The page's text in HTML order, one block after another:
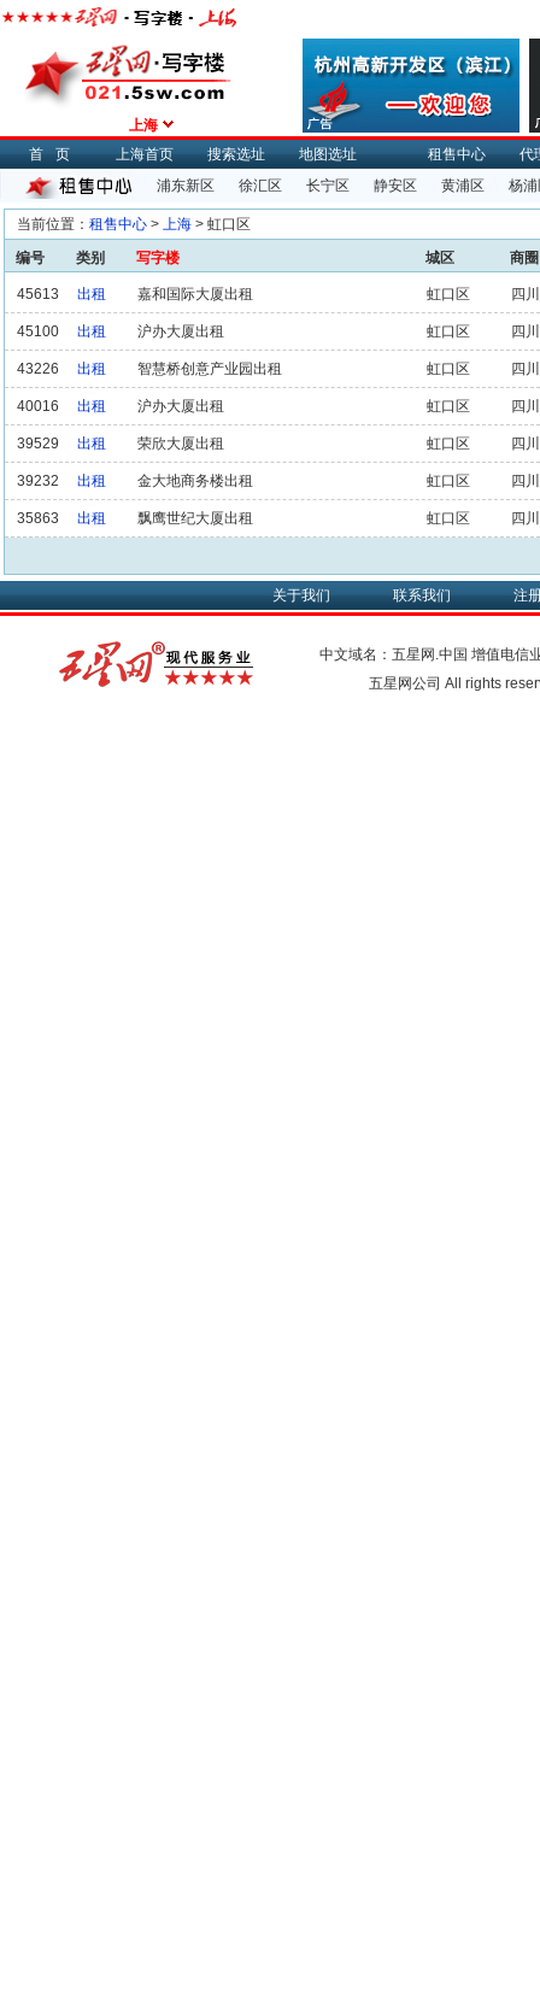
上海
首页
上海首页 搜索选址 地图选址 租售中心
代
浦东新区
徐汇区 长宁区 静安区 黄浦区 杨
当前位置： 租售中心 > 上海 > 虹口区
编号
类别 写字楼 城区 商圈
45613 出租 嘉和国际大厦出租 虹口区 四
45100 出租 沪办大厦出租 虹口区 四
43226 出租 智慧桥创意产业园出租 虹口区 四
40016 出租 沪办大厦出租 虹口区 四
39529 出租 荣欣大厦出租 虹口区 四
39232 出租 金大地商务楼出租 虹口区 四
35863 出租 飘鹰世纪大厦出租 虹口区 四
关于我们 联系我们 注
中文域名：五星网.中国 增值电信
五星网公司 All rights